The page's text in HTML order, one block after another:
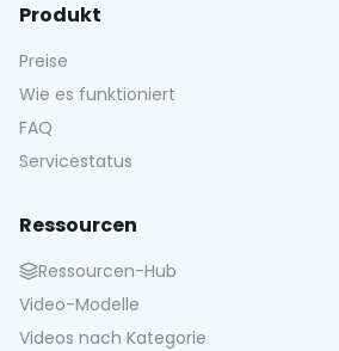
Produkt
Preise
Wie es funktioniert
FAQ
Servicestatus
Ressourcen
Ressourcen-Hub
Video-Modelle
Videos nach Kategorie